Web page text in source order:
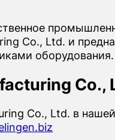
Co., Ltd. и
оборудования.
Co.,
Co., Ltd. в